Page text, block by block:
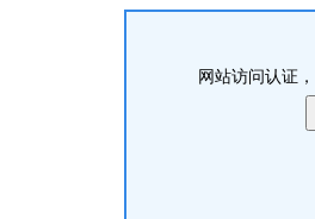
网站访问认证